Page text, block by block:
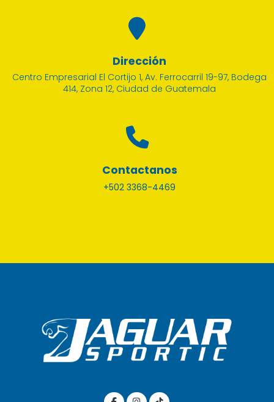
Dirección
Centro Empresarial El Cortijo 1, Av. Ferrocarril 19-97, Bodega
414, Zona 12, Ciudad de Guatemala
Contactanos
+502 3368-4469